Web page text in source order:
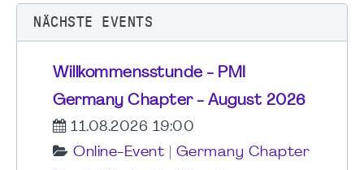
NÄCHSTE EVENTS
Willkommensstunde - PMI
Germany Chapter - August 2026
11.08.2026 19:00
Online-Event
Germany Chapter